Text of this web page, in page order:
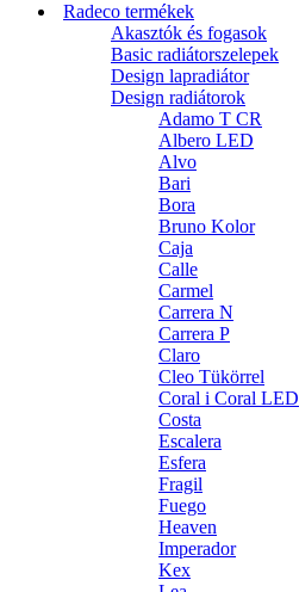
Radeco termékek
Akasztók és fogasok
Basic radiátorszelepek
Design lapradiátor
Design radiátorok
Adamo T CR
Albero LED
Alvo
Bari
Bora
Bruno Kolor
Caja
Calle
Carmel
Carrera N
Carrera P
Claro
Cleo Tükörrel
Coral i Coral LED
Costa
Escalera
Esfera
Fragil
Fuego
Heaven
Imperador
Kex